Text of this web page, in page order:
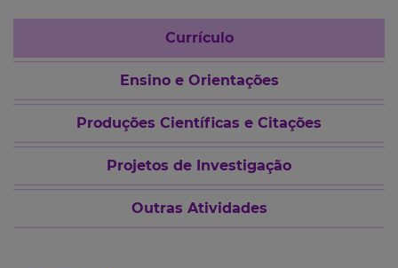
Currículo
Ensino e Orientações
Produções Científicas e Citações
Projetos de Investigação
Outras Atividades